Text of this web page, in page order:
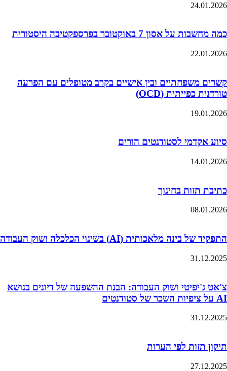
24.01.2026
כמה מחשבות על אסון 7 באוקטובר בפרספקטיבה היסטורית
22.01.2026
קשרים משפחתיים ובין אישיים בקרב מטופלים עם הפרעה
טורדנית כפייתית (OCD)
19.01.2026
סיוע אקדמי לסטודנטים הורים
14.01.2026
כתיבת תזות בחינוך
08.01.2026
התפקיד של בינה מלאכותית (AI) בשינוי הכלכלה ושוק העבודה
31.12.2025
צ'אט ג'יפיטי ושוק העבודה: הבנת ההשפעה של דיונים בנושא
AI על ציפיות השכר של סטודנטים
31.12.2025
תיקון תזות לפי הערות
27.12.2025